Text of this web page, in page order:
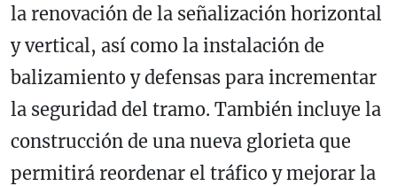
la renovación de la señalización horizontal
y vertical, así como la instalación de
balizamiento y defensas para incrementar
la seguridad del tramo. También incluye la
construcción de una nueva glorieta que
permitirá reordenar el tráfico y mejorar la